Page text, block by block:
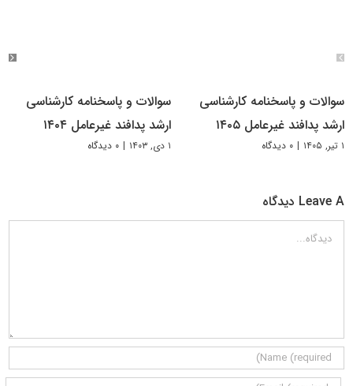
سوالات و پاسخنامه کارشناسی
ارشد پدافند غیرعامل ۱۴۰۵
۱ تیر, ۱۴۰۵ | ۰ دیدگاه
سوالات و پاسخنامه کارشناسی
ارشد پدافند غیرعامل ۱۴۰۴
۱ دی, ۱۴۰۳ | ۰ دیدگاه
Leave A دیدگاه
دیدگاه